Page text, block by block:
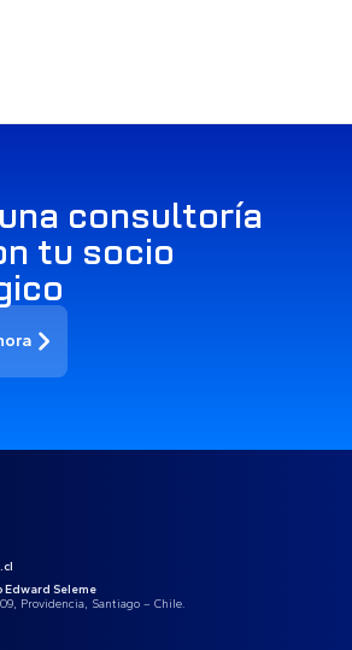
consultoría
tu socio
Edward Seleme
Providencia, Santiago – Chile.